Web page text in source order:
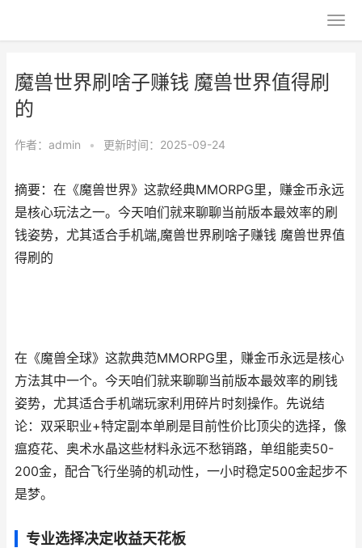
魔兽世界刷啥子赚钱 魔兽世界值得刷
的
作者： admin • 更新时间：2025-09-24
摘要：在《魔兽世界》这款经典MMORPG里，赚金币永远
是核心玩法之一。今天咱们就来聊聊当前版本最效率的刷
钱姿势，尤其适合手机端,魔兽世界刷啥子赚钱 魔兽世界值
得刷的
在《魔兽全球》这款典范MMORPG里，赚金币永远是核心
方法其中一个。今天咱们就来聊聊当前版本最效率的刷钱
姿势，尤其适合手机端玩家利用碎片时刻操作。先说结
论： 双采职业+特定副本单刷 是目前性价比顶尖的选择，像
瘟疫花、奥术水晶这些材料永远不愁销路，单组能卖50-
200金，配合飞行坐骑的机动性，一小时稳定500金起步不
是梦。
专业选择决定收益天花板